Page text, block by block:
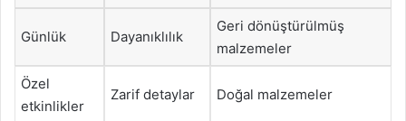
Günlük Dayanıklılık
Geri dönüştürülmüş
malzemeler
Özel
etkinlikler
Zarif detaylar Doğal malzemeler